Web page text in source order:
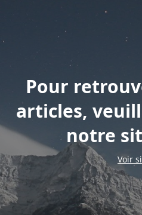
Pour
articles,
notre
Voir